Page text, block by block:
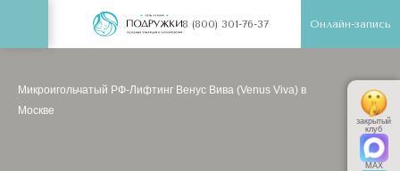
8 (800) 301-76-37 Онлайн-запись
Микроигольчатый РФ-Лифтинг Венус Вива (Venus Viva) в
Москве
закрытый
клуб
MAX